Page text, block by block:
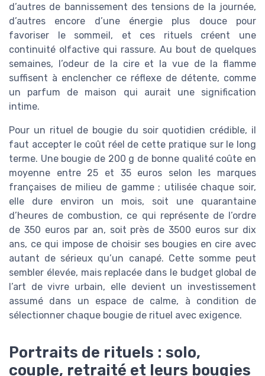
d’autres de bannissement des tensions de la journée,
d’autres encore d’une énergie plus douce pour
favoriser le sommeil, et ces rituels créent une
continuité olfactive qui rassure. Au bout de quelques
semaines, l’odeur de la cire et la vue de la flamme
suffisent à enclencher ce réflexe de détente, comme
un parfum de maison qui aurait une signification
intime.
Pour un rituel de bougie du soir quotidien crédible, il
faut accepter le coût réel de cette pratique sur le long
terme. Une bougie de 200 g de bonne qualité coûte en
moyenne entre 25 et 35 euros selon les marques
françaises de milieu de gamme ; utilisée chaque soir,
elle dure environ un mois, soit une quarantaine
d’heures de combustion, ce qui représente de l’ordre
de 350 euros par an, soit près de 3500 euros sur dix
ans, ce qui impose de choisir ses bougies en cire avec
autant de sérieux qu’un canapé. Cette somme peut
sembler élevée, mais replacée dans le budget global de
l’art de vivre urbain, elle devient un investissement
assumé dans un espace de calme, à condition de
sélectionner chaque bougie de rituel avec exigence.
Portraits de rituels : solo,
couple, retraité et leurs bougies